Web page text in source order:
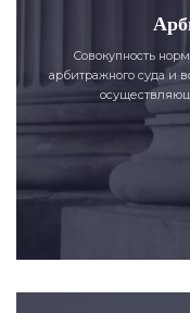
Совокупность
арбитражного суда и